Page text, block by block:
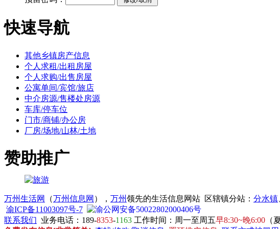
快速导航
其他乡镇房产信息
个人求租/出租房屋
个人求购/出售房屋
公寓单间/宾馆/旅店
中介房源/售楼处房源
车库/停车位
门市/商铺/办公房
厂房/场地/山林/土地
赞助推广
万州生活网 （万州信息网 ）， 万州领先的生活信息网站 区辖镇分站： 分水镇
渝ICP备11003097号-7
渝公网安备50022802000406号
联系我们 业务电话：189-8353-1163 工作时间：周一至周五早8:30~晚6:00 （